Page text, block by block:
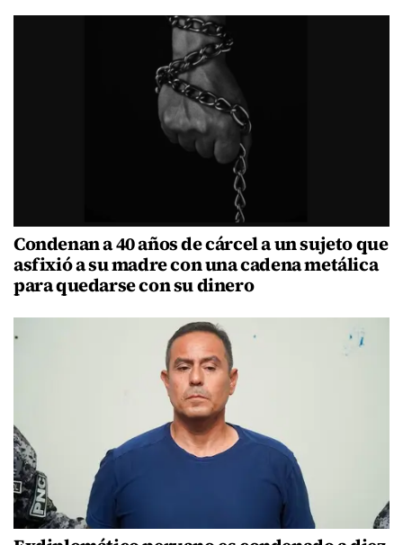
Condenan a 40 años de cárcel a un sujeto que
asfixió a su madre con una cadena metálica
para quedarse con su dinero